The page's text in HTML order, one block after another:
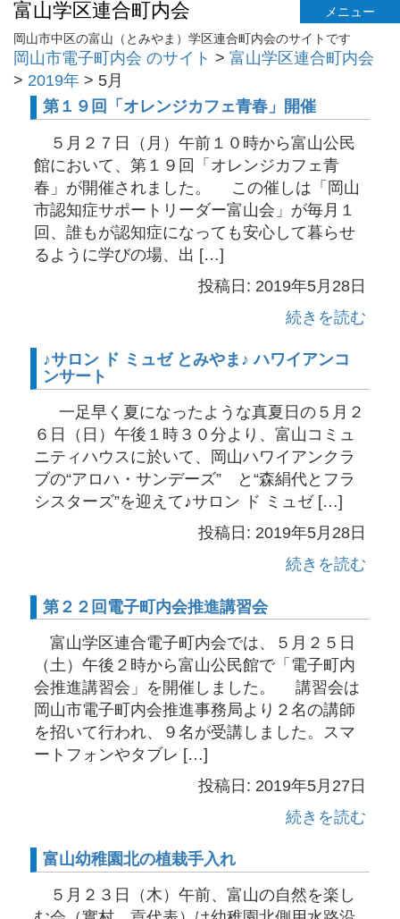
富山学区連合町内会
メニュー
岡山市中区の富山（とみやま）学区連合町内会のサイトです
岡山市電子町内会 のサイト > 富山学区連合町内会
> 2019年 > 5月
第１９回「オレンジカフェ青春」開催
５月２７日（月）午前１０時から富山公民
館において、第１９回「オレンジカフェ青
春」が開催されました。 この催しは「岡山
市認知症サポートリーダー富山会」が毎月１
回、誰もが認知症になっても安心して暮らせ
るように学びの場、出 […]
投稿日: 2019年5月28日
続きを読む
♪サロン ド ミュゼ とみやま♪ ハワイアンコ
ンサート
一足早く夏になったような真夏日の５月２
６日（日）午後１時３０分より、富山コミュ
ニティハウスに於いて、岡山ハワイアンクラ
ブの“アロハ・サンデーズ” と“森絹代とフラ
シスターズ”を迎えて♪サロン ド ミュゼ […]
投稿日: 2019年5月28日
続きを読む
第２２回電子町内会推進講習会
富山学区連合電子町内会では、５月２５日
（土）午後２時から富山公民館で「電子町内
会推進講習会」を開催しました。 講習会は
岡山市電子町内会推進事務局より２名の講師
を招いて行われ、９名が受講しました。スマ
ートフォンやタブレ […]
投稿日: 2019年5月27日
続きを読む
富山幼稚園北の植栽手入れ
５月２３日（木）午前、富山の自然を楽し